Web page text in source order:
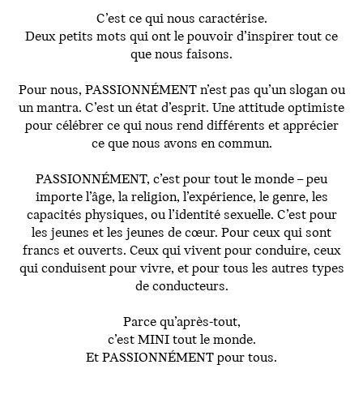
C’est ce qui nous caractérise.
Deux petits mots qui ont le pouvoir d’inspirer tout ce
que nous faisons.
Pour nous, PASSIONNÉMENT n’est pas qu’un slogan ou
un mantra. C’est un état d’esprit. Une attitude optimiste
pour célébrer ce qui nous rend différents et apprécier
ce que nous avons en commun.
PASSIONNÉMENT, c’est pour tout le monde – peu
importe l’âge, la religion, l’expérience, le genre, les
capacités physiques, ou l’identité sexuelle. C’est pour
les jeunes et les jeunes de cœur. Pour ceux qui sont
francs et ouverts. Ceux qui vivent pour conduire, ceux
qui conduisent pour vivre, et pour tous les autres types
de conducteurs.
Parce qu’après-tout,
c’est MINI tout le monde.
Et PASSIONNÉMENT pour tous.